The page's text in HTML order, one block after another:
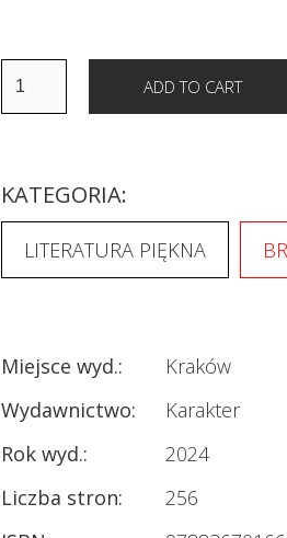
KATEGORIA:
LITERATURA PIĘKNA
Miejsce wyd.:
Kraków
Wydawnictwo:
Karakter
Rok wyd.:
2024
Liczba stron:
256